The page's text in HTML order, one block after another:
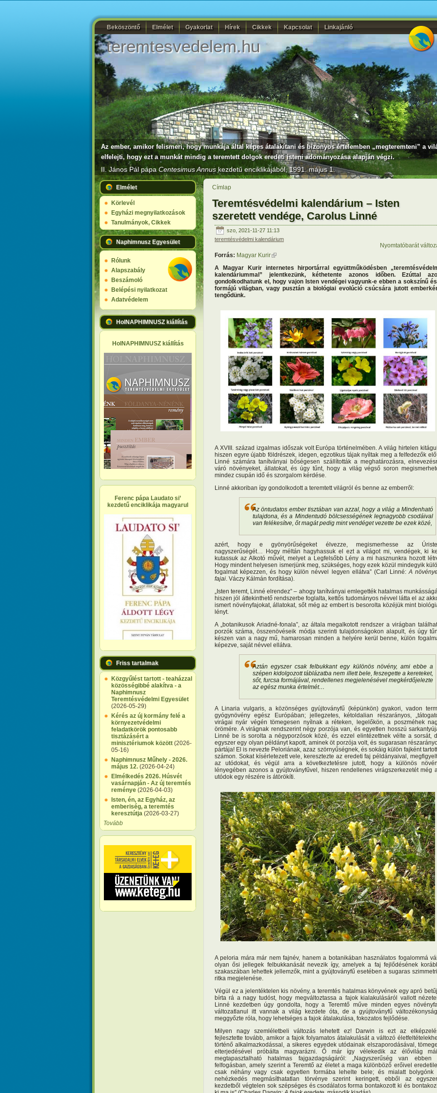
Beköszöntő Elmélet Gyakorlat Hírek Cikkek Kapcsolat Linkajánló
teremtesvedelem.hu
Az ember, amikor felismeri, hogy munkája által képes átalakítani és bizonyos értelemben „megteremteni” a
elfelejti, hogy ezt a munkát mindig a teremtett dolgok eredeti isteni adományozása alapján végzi.
II. János Pál pápaCentesimus Annus kezdetű enciklikájából, 1991. május 1.
Elmélet
Körlevél
Egyházi megnyilatkozások
Tanulmányok, Cikkek
Naphimnusz Egyesület
Rólunk
Alapszabály
Beszámoló
Belépési nyilatkozat
Adatvédelem
HolNAPHIMNUSZ kiállítás
HolNAPHIMNUSZ kiállítás
Ferenc pápa Laudato si’
kezdetű enciklikája magyarul
Friss tartalmak
Közgyűlést tartott - teaházzal
közösségibbé alakítva - a
Naphimnusz
Teremtésvédelmi Egyesület
(2026-05-29)
Kérés az új kormány felé a
környezetvédelmi
feladatkörök pontosabb
tisztázásért a
minisztériumok között (2026-
05-16)
Naphimnusz Műhely - 2026.
május 12. (2026-04-24)
Elmélkedés 2026. Húsvét
vasárnapján - Az új teremtés
reménye (2026-04-03)
Isten, én, az Egyház, az
emberiség, a teremtés
keresztútja (2026-03-27)
Tovább
Címlap
Teremtésvédelmi kalendárium – Isten
szeretett vendége, Carolus Linné
szo, 2021-11-27 11:13
teremtésvédelmi kalendárium
Nyomtatóbarát
Forrás: Magyar Kurir(külső hivatkozás)
A Magyar Kurir internetes hirportárral együttműködésben
kalendáriummal” jelentkezünk, kéthetente azonos időben. Ezúttal
gondolkodhatunk el, hogy vajon Isten vendégei vagyunk-e ebben a sokszínű
formájú világban, vagy pusztán a biológiai evolúció csúcsára jutott
tengődünk.
A XVIII. század izgalmas időszak volt Európa történelmében. A világ hirtelen
hiszen egyre újabb földrészek, idegen, egzotikus tájak nyíltak meg a felfedezők
Linné számára tanítványai bőségesen szállították a meghatározásra,
váró növényeket, állatokat, és úgy tűnt, hogy a világ végső soron
mindez csupán idő és szorgalom kérdése.
Linné akkoriban így gondolkodott a teremtett világról és benne az emberről:
Az öntudatos ember tisztában van azzal, hogy a világ a Mindenható
tulajdona, és a Mindentudó bölcsességének legnagyobb csodáival
van felékesítve, őt magát pedig mint vendéget vezette be ezek közé,
azért, hogy e gyönyörűségeket élvezze, megismerhesse az
nagyszerűségét… Hogy méltán hagyhassuk el ezt a világot mi, vendégek, ki
kutassuk az Alkotó művét, melyet a Legfelsőbb Lény a mi hasznunkra hozott
Hogy mindent helyesen ismerjünk meg, szükséges, hogy ezek közül mindegyik
fogalmat képezzen, és hogy külön névvel legyen ellátva” (Carl Linné: A
fajai . Váczy Kálmán fordítása).
„Isten teremt, Linné elrendez” – ahogy tanítványai emlegették hatalmas
hiszen jól áttekinthető rendszerbe foglalta, kettős tudományos névvel látta el az
ismert növényfajokat, állatokat, sőt még az embert is besorolta közéjük mint
lényt.
A „botanikusok Ariadné-fonala”, az általa megalkotott rendszer a virágban
porzók száma, összenövéseik módja szerinti tulajdonságokon alapult, és úgy
készen van a nagy mű, hamarosan minden a helyére kerül benne, külön
képezve, saját névvel ellátva.
Aztán egyszer csak felbukkant egy különös növény, ami ebbe a
szépen kidolgozott táblázatba nem illett bele, feszegette a kereteket,
sőt, furcsa formájával, rendellenes megjelenésével megkérdőjelezte
az egész munka értelmét…
A Linaria vulgaris, a közönséges gyújtoványfű (képünkön) gyakori, vadon
gyógynövény egész Európában; jellegzetes, kétoldalian részarányos,
virágai nyár végén tömegesen nyílnak a réteken, legelőkön, a poszméhek
örömére. A virágnak rendszerint négy porzója van, és egyetlen hosszú
Linné be is sorolta a négyporzósok közé, és ezzel elintézettnek vélte a sorsát,
egyszer egy olyan példányt kapott, aminek öt porzója volt, és sugarasan
pártája! El is nevezte Peloriának, azaz szörnyűségnek, és sokáig külön fajként
számon. Sokat kísérletezett vele, keresztezte az eredeti faj példányaival,
az utódokat, és végül arra a következtetésre jutott, hogy a különös
lényegében azonos a gyújtoványfűvel, hiszen rendellenes virágszerkezetét még
utódok egy részére is átörökíti.
A peloria mára már nem fajnév, hanem a botanikában használatos fogalommá
olyan ősi jellegek felbukkanását nevezik így, amelyek a faj fejlődésének
szakaszában lehettek jellemzők, mint a gyújtoványfű esetében a sugaras
ritka megjelenése.
Végül ez a jelentéktelen kis növény, a teremtés hatalmas könyvének egy apró
bírta rá a nagy tudóst, hogy megváltoztassa a fajok kialakulásáról vallott
Linné kezdetben úgy gondolta, hogy a Teremtő műve minden egyes
változatlanul itt vannak a világ kezdete óta, de a gyújtoványfű
meggyőzte róla, hogy lehetséges a fajok átalakulása, fokozatos fejlődése.
Milyen nagy szemléletbeli változás lehetett ez! Darwin is ezt az
fejlesztette tovább, amikor a fajok folyamatos átalakulását a változó
történő alkalmazkodással, a sikeres egyedek utódainak elszaporodásával,
elterjedésével próbálta magyarázni. Ő már így vélekedik az élővilág
megtapasztalható hatalmas fajgazdagságáról: „Nagyszerűség van ebben
felfogásban, amely szerint a Teremtő az életet a maga különböző erőivel
csak néhány vagy csak egyetlen formába lehelte bele; és mialatt bolygónk
nehézkedés megmásíthatatlan törvénye szerint keringett, ebből az
kezdetből végtelen sok szépséges és csodálatos forma bontakozott ki és